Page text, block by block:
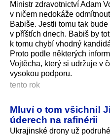
Ministr zdravotnictví Adam
v ničem nedokáže
Babiše. Jestli tomu tak
v příštích dnech. Babiš by
k tomu chybí vhodný
Proto podle některých
Vojtěcha, který si udržuje v
vysokou podporu.
tento rok
Mluví o tom všichni!
úderech na rafinérii
Ukrajinské drony už